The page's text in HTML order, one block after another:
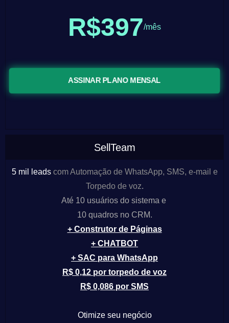
R$397/mês
ASSINAR PLANO MENSAL
SellTeam
5 mil leads com Automação de WhatsApp, SMS, e-mail e
Torpedo de voz.
Até 10 usuários do sistema e
10 quadros no CRM.
+ Construtor de Páginas
+ CHATBOT
+ SAC para WhatsApp
R$ 0,12 por torpedo de voz
R$ 0,086 por SMS
Otimize seu negócio